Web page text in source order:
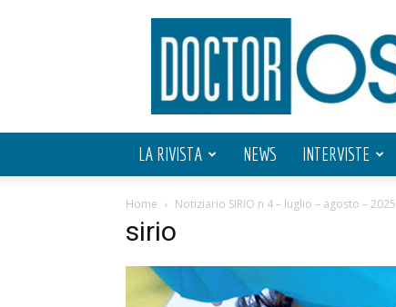
Doctor
OS
LA RIVISTA NEWS INTERVISTE
Home Notiziario SIRIO n 4 – luglio – agosto – 2025
sirio